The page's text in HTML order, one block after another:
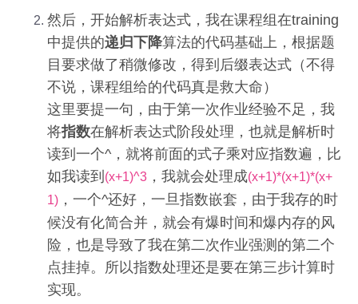
然后，开始解析表达式，我在课程组在training
中提供的递归下降算法的代码基础上，根据题
目要求做了稍微修改，得到后缀表达式（不得
不说，课程组给的代码真是救大命）
这里要提一句，由于第一次作业经验不足，我
将指数在解析表达式阶段处理，也就是解析时
读到一个^，就将前面的式子乘对应指数遍，比
如我读到 (x+1)^3 ，我就会处理成(x+1)*(x+1)*(x+
1) ，一个^还好，一旦指数嵌套，由于我存的时
候没有化简合并，就会有爆时间和爆内存的风
险，也是导致了我在第二次作业强测的第二个
点挂掉。所以指数处理还是要在第三步计算时
实现。